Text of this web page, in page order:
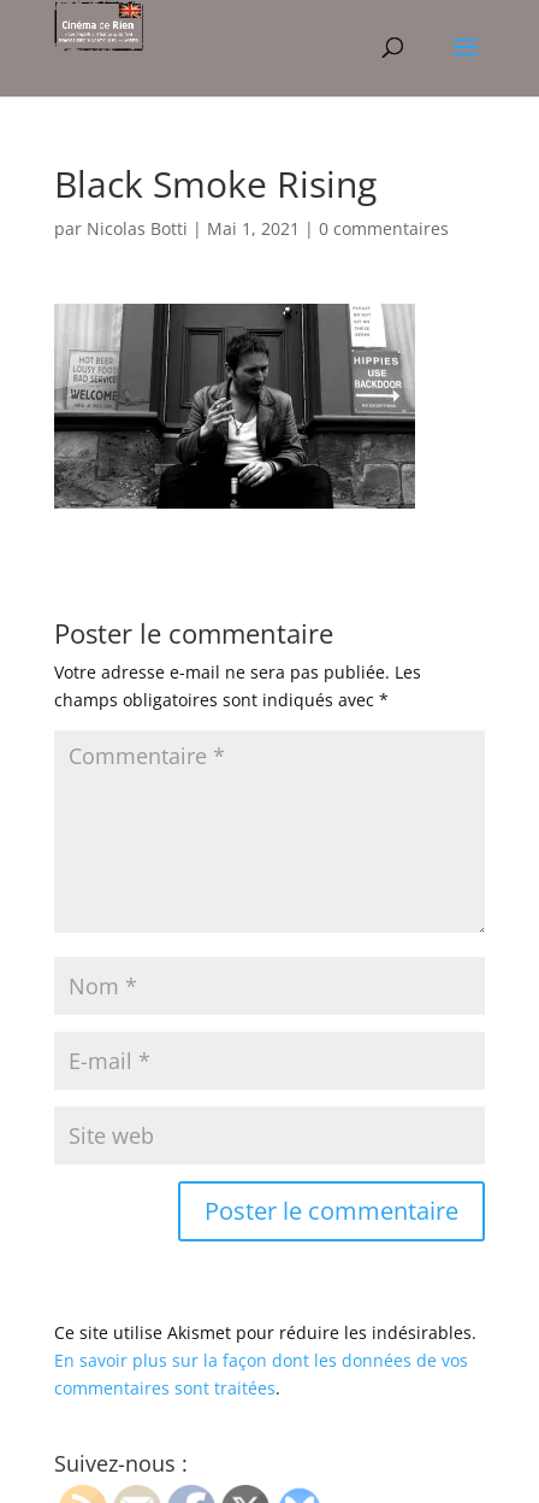
Black Smoke Rising
par Nicolas Botti | Mai 1, 2021 | 0 commentaires
Poster le commentaire
Votre adresse e-mail ne sera pas publiée. Les
champs obligatoires sont indiqués avec *
Ce site utilise Akismet pour réduire les indésirables.
En savoir plus sur la façon dont les données de vos
commentaires sont traitées.
Suivez-nous :